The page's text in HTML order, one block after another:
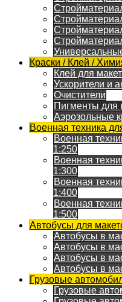
Краски / Клей /
Клей для
Ускорители и
Очистители
Пигменты для
Аэрозольные
Военная техника
Военная
1:250
Военная
1:300
Военная
1:400
Военная
1:500
Автобусы для
Автобусы в
Автобусы в
Автобусы в
Автобусы в
Грузовые
Грузовые